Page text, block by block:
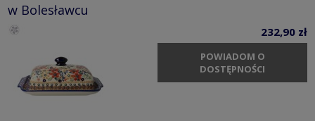
w Bolesławcu
232,90 zł
POWIADOM O
DOSTĘPNOŚCI